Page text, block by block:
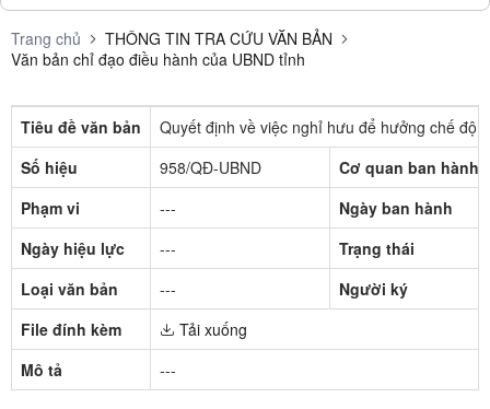
Trang chủ
THÔNG TIN TRA CỨU VĂN BẢN
Văn bản chỉ đạo điều hành của UBND tỉnh
Tiêu đề văn bản
Quyết định về việc nghỉ hưu để hưởng chế độ
Số hiệu
958/QĐ-UBND
Cơ quan ban hành
Phạm vi
---
Ngày ban hành
Ngày hiệu lực
---
Trạng thái
Loại văn bản
---
Người ký
File đính kèm
Tải xuống
Mô tả
---